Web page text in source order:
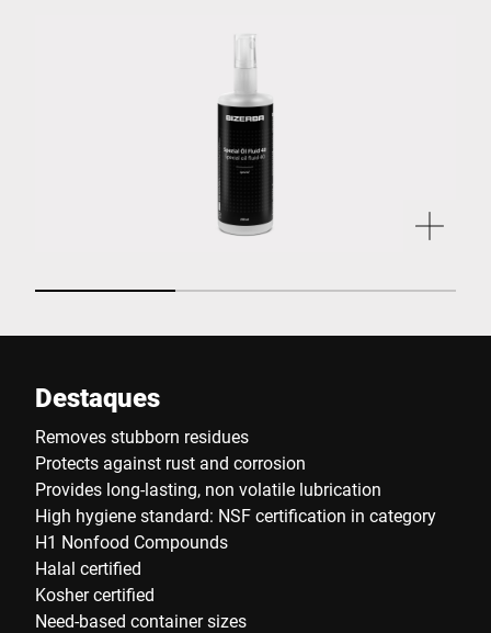
Destaques
Removes stubborn residues
Protects against rust and corrosion
Provides long-lasting, non volatile lubrication
High hygiene standard: NSF certification in category
H1 Nonfood Compounds
Halal certified
Kosher certified
Need-based container sizes